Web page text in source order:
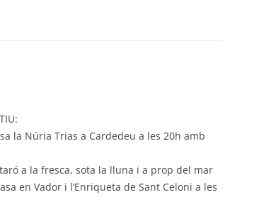
la Núria Trias a Cardedeu a les 20h amb
a la fresca, sota la lluna i a prop del mar
en Vador i l’Enriqueta de Sant Celoni a les